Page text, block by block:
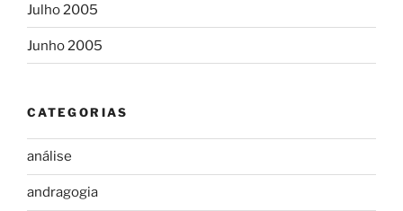
Julho 2005
Junho 2005
CATEGORIAS
análise
andragogia